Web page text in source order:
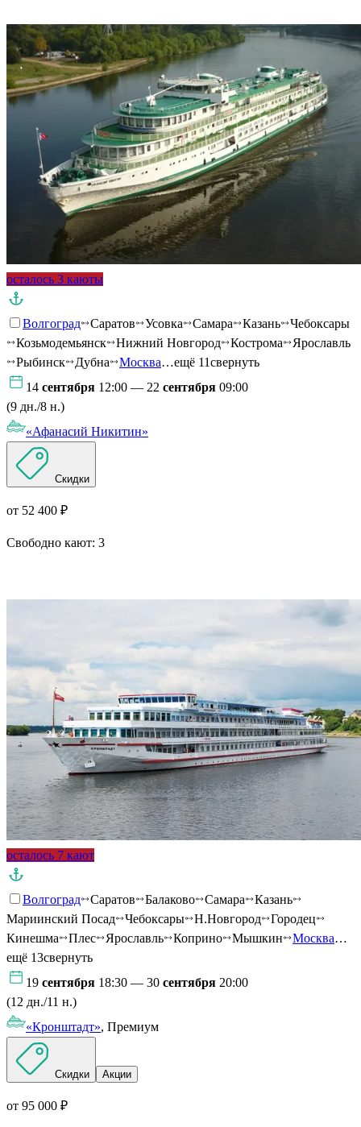
осталось 3 каюты
Волгоград Саратов Усовка Самара Казань
Чебоксары
Козьмодемьянск
Нижний Новгород Кострома
Ярославль
Рыбинск
Дубна Москва…ещё 11свернуть
14 сентября 12:00 — 22 сентября 09:00
(9 дн./8 н.)
«Афанасий Никитин»
Скидки
от 52 400 ₽
Свободно кают: 3
осталось 7 кают
Волгоград Саратов Балаково Самара
Казань
Мариинский Посад
Чебоксары Н.Новгород
Городец
Кинешма
Плес Ярославль Коприно Мышкин Москва…
ещё 13свернуть
19 сентября 18:30 — 30 сентября 20:00
(12 дн./11 н.)
«Кронштадт», Премиум
Скидки Акции
от 95 000 ₽